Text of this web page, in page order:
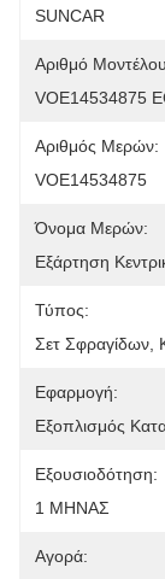
SUNCAR
Αριθμό
VOE14534875
Αριθμός Μερών:
VOE14534875
Όνομα Μερών:
Εξάρτηση
Τύπος:
Σετ Σφραγίδων,
Εφαρμογή:
Εξοπλισμός
Εξουσιοδότηση:
1 ΜΗΝΑΣ
Αγορά: